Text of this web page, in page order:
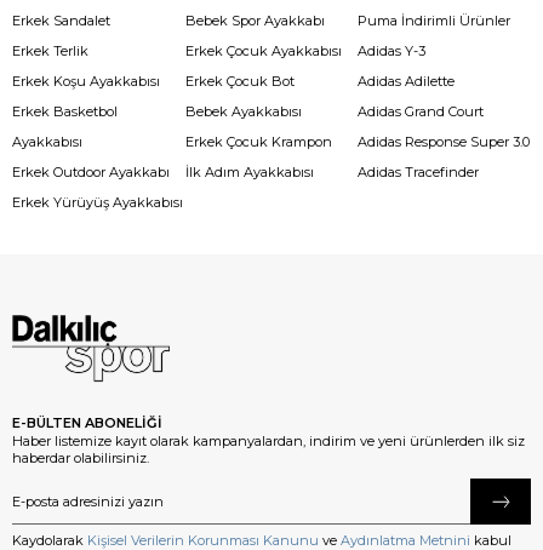
Erkek Sandalet
Erkek Terlik
Erkek Koşu Ayakkabısı
Erkek Basketbol
Ayakkabısı
Erkek Outdoor Ayakkabı
Erkek Yürüyüş Ayakkabısı
Bebek Spor Ayakkabı
Erkek Çocuk Ayakkabısı
Erkek Çocuk Bot
Bebek Ayakkabısı
Erkek Çocuk Krampon
İlk Adım Ayakkabısı
Puma İndirimli Ürünler
Adidas Y-3
Adidas Adilette
Adidas Grand Court
Adidas Response Super 3.0
Adidas Tracefinder
E-BÜLTEN ABONELİĞİ
Haber listemize kayıt olarak kampanyalardan, indirim ve yeni ürünlerden ilk siz
haberdar olabilirsiniz.
Kaydolarak Kişisel Verilerin Korunması Kanunu ve Aydınlatma Metnini kabul